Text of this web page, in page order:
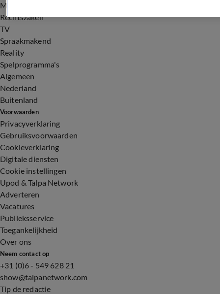
Misdaad
Rechtszaken
TV
Spraakmakend
Reality
Spelprogramma's
Algemeen
Nederland
Buitenland
Voorwaarden
Privacyverklaring
Gebruiksvoorwaarden
Cookieverklaring
Digitale diensten
Cookie instellingen
Upod & Talpa Network
Adverteren
Vacatures
Publieksservice
Toegankelijkheid
Over ons
Neem contact op
+31 (0)6 - 549 628 21
show@talpanetwork.com
Tip de redactie